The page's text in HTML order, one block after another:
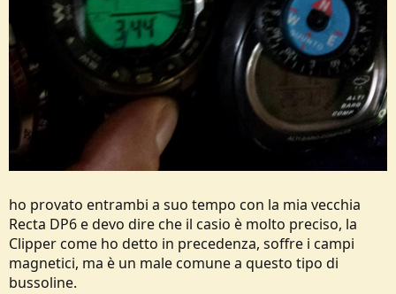
ho provato entrambi a suo tempo con la mia vecchia
Recta DP6 e devo dire che il casio è molto preciso, la
Clipper come ho detto in precedenza, soffre i campi
magnetici, ma è un male comune a questo tipo di
bussoline.